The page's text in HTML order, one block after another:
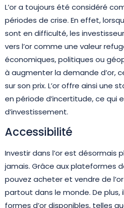
L’or a toujours été considéré
périodes de crise. En effet,
sont en difficulté, les
vers l’or comme une valeur
économiques, politiques ou
à augmenter la demande d’or,
sur son prix. L’or offre ainsi une
en période d’incertitude, ce qui
d’investissement.
Accessibilité
Investir dans l’or est désormais
jamais. Grâce aux plateformes
pouvez acheter et vendre de
partout dans le monde. De
formes d’or disponibles, telles